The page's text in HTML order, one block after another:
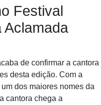
Festival
Aclamada
de confirmar a cantora
desta edição. Com a
dos maiores nomes da
cantora chega a